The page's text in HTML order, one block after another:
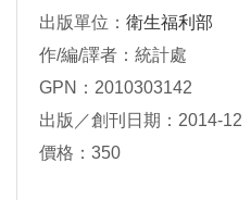
出版單位： 衛生福利部
作/編/譯者：統計處
GPN：2010303142
出版／創刊日期：2014-12
價格：350